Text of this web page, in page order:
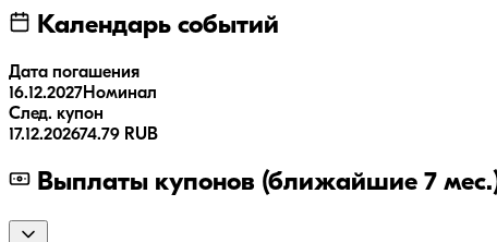
Календарь событий
Дата погашения
16.12.2027Номинал
След. купон
17.12.202674.79 RUB
Выплаты купонов (ближайшие 7